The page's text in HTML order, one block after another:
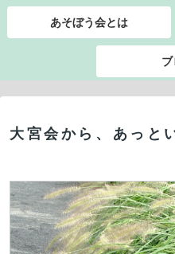
あそぼう会とは
大宮会から、あっと